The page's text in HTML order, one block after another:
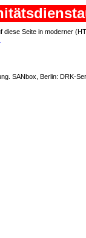
Seite in moderner
SANbox, Berlin: DRK-